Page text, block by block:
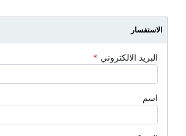
الاستفسار